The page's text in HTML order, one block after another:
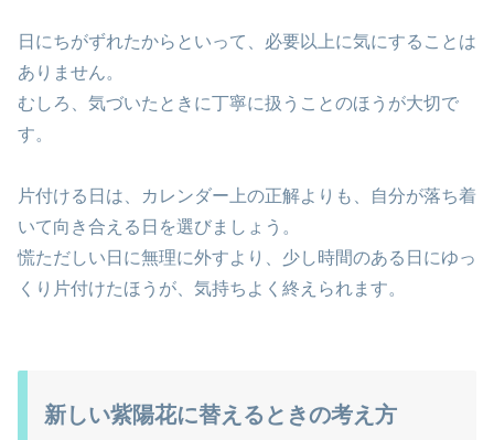
日にちがずれたからといって、必要以上に気にすることは
ありません。
むしろ、気づいたときに丁寧に扱うことのほうが大切で
す。
片付ける日は、カレンダー上の正解よりも、自分が落ち着
いて向き合える日を選びましょう。
慌ただしい日に無理に外すより、少し時間のある日にゆっ
くり片付けたほうが、気持ちよく終えられます。
新しい紫陽花に替えるときの考え方